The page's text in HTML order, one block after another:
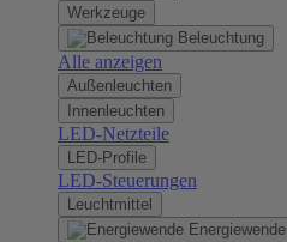
Werkzeuge
Beleuchtung
Alle anzeigen
Außenleuchten
Innenleuchten
LED-Netzteile
LED-Profile
LED-Steuerungen
Leuchtmittel
Energiewende